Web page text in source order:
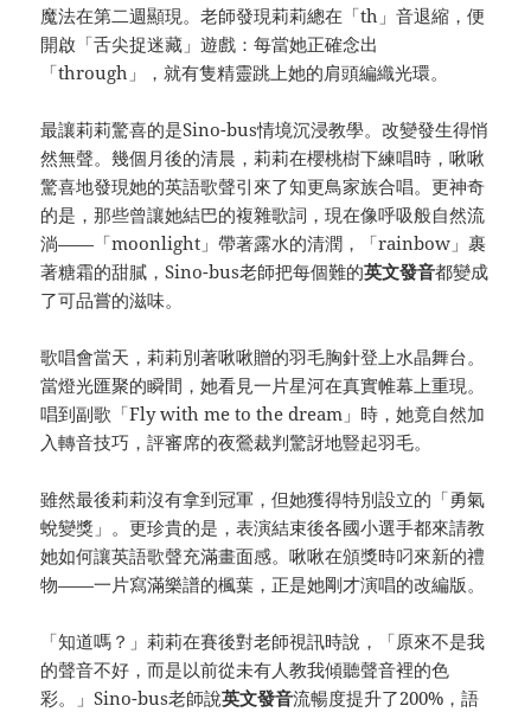
魔法在第二週顯現。老師發現莉莉總在「th」音退縮，便
開啟「舌尖捉迷藏」遊戲：每當她正確念出
「through」，就有隻精靈跳上她的肩頭編織光環。
最讓莉莉驚喜的是Sino-bus情境沉浸教學。改變發生得悄
然無聲。幾個月後的清晨，莉莉在櫻桃樹下練唱時，啾啾
驚喜地發現她的英語歌聲引來了知更鳥家族合唱。更神奇
的是，那些曾讓她結巴的複雜歌詞，現在像呼吸般自然流
淌——「moonlight」帶著露水的清潤，「rainbow」裹
著糖霜的甜膩，Sino-bus老師把每個難的英文發音都變成
了可品嘗的滋味。
歌唱會當天，莉莉別著啾啾贈的羽毛胸針登上水晶舞台。
當燈光匯聚的瞬間，她看見一片星河在真實帷幕上重現。
唱到副歌「Fly with me to the dream」時，她竟自然加
入轉音技巧，評審席的夜鶯裁判驚訝地豎起羽毛。
雖然最後莉莉沒有拿到冠軍，但她獲得特別設立的「勇氣
蛻變獎」。更珍貴的是，表演結束後各國小選手都來請教
她如何讓英語歌聲充滿畫面感。啾啾在頒獎時叼來新的禮
物——一片寫滿樂譜的楓葉，正是她剛才演唱的改編版。
「知道嗎？」莉莉在賽後對老師視訊時說，「原來不是我
的聲音不好，而是以前從未有人教我傾聽聲音裡的色
彩。」Sino-bus老師說英文發音流暢度提升了200%，語